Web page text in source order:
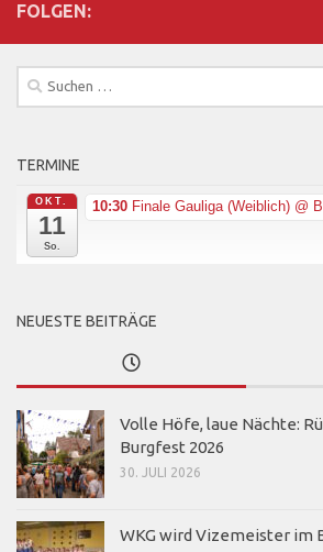
FOLGEN:
Suchen
nach:
TERMINE
OKT.
11
So.
10:30 Finale Gauliga (Weiblich) @
NEUESTE BEITRÄGE
Volle Höfe, laue Nächte:
Burgfest 2026
30. JULI 2026
WKG wird Vizemeister im